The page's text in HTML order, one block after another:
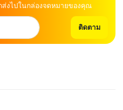
ส่งไปในกล่องจดหมายของคุณ
ติดตาม